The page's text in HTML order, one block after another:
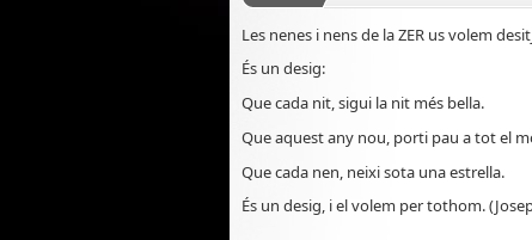
Les nenes i nens de la ZER us volem
És un desig:
Que cada nit, sigui la nit més bella.
Que aquest any nou, porti pau a tot el
Que cada nen, neixi sota una estrella.
És un desig, i el volem per tothom.